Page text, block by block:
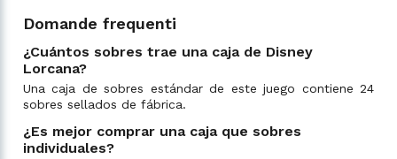
Domande frequenti
¿Cuántos sobres trae una caja de Disney
Lorcana?
Una caja de sobres estándar de este juego contiene 24
sobres sellados de fábrica.
¿Es mejor comprar una caja que sobres
individuales?